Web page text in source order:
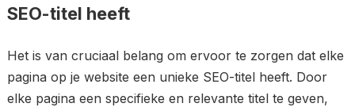
SEO-titel heeft
Het is van cruciaal belang om ervoor te zorgen dat elke
pagina op je website een unieke SEO-titel heeft. Door
elke pagina een specifieke en relevante titel te geven,